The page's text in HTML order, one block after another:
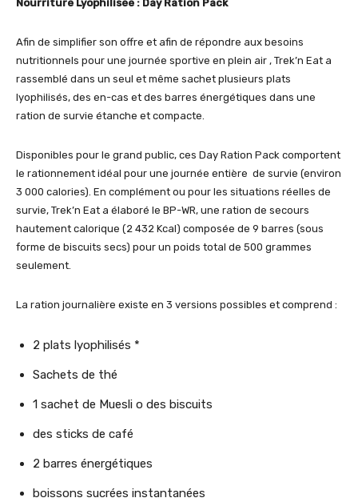
Nourriture Lyophilisée : Day Ration Pack
Afin de simplifier son offre et afin de répondre aux besoins
nutritionnels pour une journée sportive en plein air , Trek’n Eat a
rassemblé dans un seul et même sachet plusieurs plats
lyophilisés, des en-cas et des barres énergétiques dans une
ration de survie étanche et compacte.
Disponibles pour le grand public, ces Day Ration Pack comportent
le rationnement idéal pour une journée entière de survie (environ
3 000 calories). En complément ou pour les situations réelles de
survie, Trek’n Eat a élaboré le BP-WR, une ration de secours
hautement calorique (2 432 Kcal) composée de 9 barres (sous
forme de biscuits secs) pour un poids total de 500 grammes
seulement.
La ration journalière existe en 3 versions possibles et comprend :
2 plats lyophilisés *
Sachets de thé
1 sachet de Muesli o des biscuits
des sticks de café
2 barres énergétiques
boissons sucrées instantanées